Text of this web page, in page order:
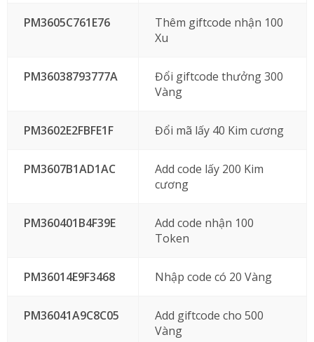
PM3605C761E76
Thêm giftcode nhận 100
Xu
PM36038793777A
Đổi giftcode thưởng 300
Vàng
PM3602E2FBFE1F Đổi mã lấy 40 Kim cương
PM3607B1AD1AC
Add code lấy 200 Kim
cương
PM360401B4F39E
Add code nhận 100
Token
PM36014E9F3468 Nhập code có 20 Vàng
PM36041A9C8C05
Add giftcode cho 500
Vàng